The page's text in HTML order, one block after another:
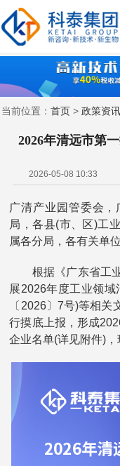
当前位置： 首页 > 政策资讯
2026年清远市第
2026-05-08 10:33
广清产业园管委会
局，各县(市、区)工
属各分局，各有关单位
根据《广东省工业
展2026年度工业领
〔2026〕7号)等相
行摸底上报，形成
企业名单(详见附件)，